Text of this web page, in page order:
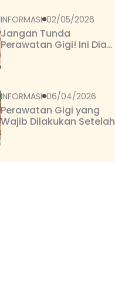
INFORMASI 02/05/2026
Jangan Tunda
Perawatan Gigi! Ini Dia
INFORMASI 06/04/2026
Perawatan Gigi yang
Wajib Dilakukan Setelah